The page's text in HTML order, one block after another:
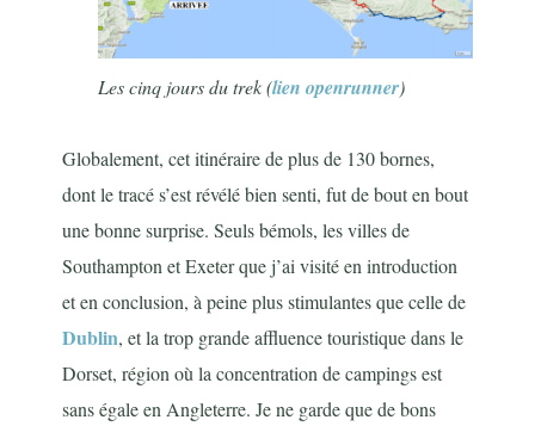
Les cinq jours du trek (lien openrunner)
Globalement, cet itinéraire de plus de 130 bornes,
dont le tracé s’est révélé bien senti, fut de bout en bout
une bonne surprise. Seuls bémols, les villes de
Southampton et Exeter que j’ai visité en introduction
et en conclusion, à peine plus stimulantes que celle de
Dublin, et la trop grande affluence touristique dans le
Dorset, région où la concentration de campings est
sans égale en Angleterre. Je ne garde que de bons